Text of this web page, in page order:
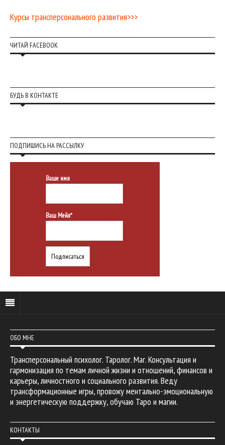
Курсы трансперсонального развития>>>
ЧИТАЙ FACEBOOK
БУДЬ В КОНТАКТЕ
ПОДПИШИСЬ НА РАССЫЛКУ
Ваше имя
Ваш Мейл*
ОБО МНЕ
Трансперсональный психолог. Таролог. Маг. Консультация и
гармонизация по темам личной жизни и отношений, финансов и
карьеры, личностного и социального развития. Веду
трансформационные игры, провожу ментально-эмоциональную
и энергетическую поддержку, обучаю Таро и магии.
КОНТАКТЫ